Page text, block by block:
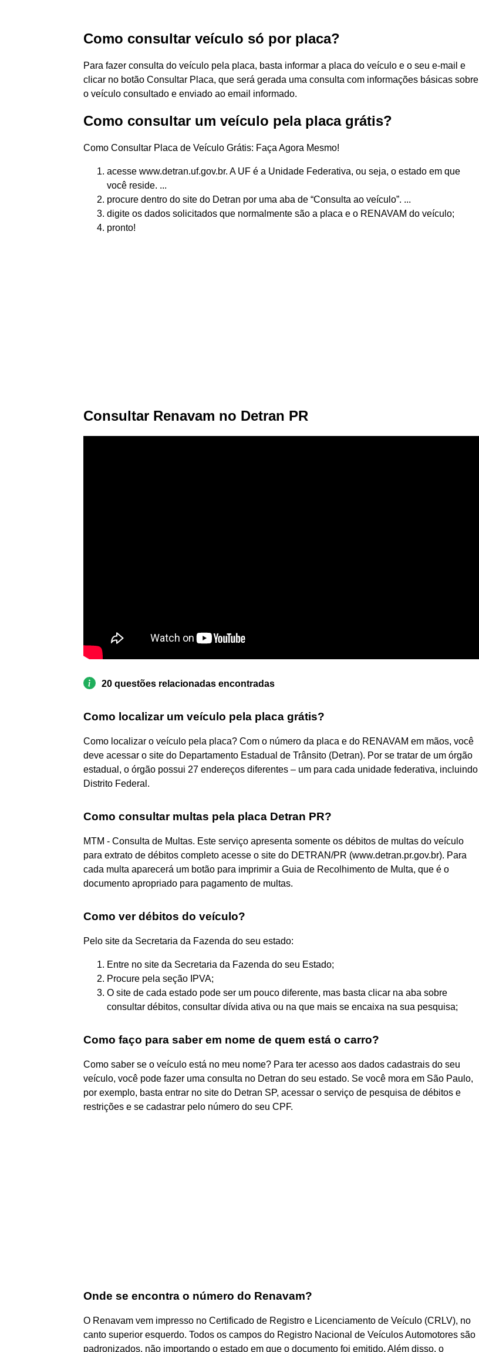
Como consultar veículo só por placa?
Para fazer consulta do veículo pela placa, basta informar a placa do veículo e o seu e-mail e
clicar no botão Consultar Placa, que será gerada uma consulta com informações básicas sobre
o veículo consultado e enviado ao email informado.
Como consultar um veículo pela placa grátis?
Como Consultar Placa de Veículo Grátis: Faça Agora Mesmo!
acesse www.detran.uf.gov.br. A UF é a Unidade Federativa, ou seja, o estado em que
você reside. ...
procure dentro do site do Detran por uma aba de “Consulta ao veículo”. ...
digite os dados solicitados que normalmente são a placa e o RENAVAM do veículo;
pronto!
Consultar Renavam no Detran PR
20 questões relacionadas encontradas
Como localizar um veículo pela placa grátis?
Como localizar o veículo pela placa? Com o número da placa e do RENAVAM em mãos, você
deve acessar o site do Departamento Estadual de Trânsito (Detran). Por se tratar de um órgão
estadual, o órgão possui 27 endereços diferentes – um para cada unidade federativa, incluindo
Distrito Federal.
Como consultar multas pela placa Detran PR?
MTM - Consulta de Multas. Este serviço apresenta somente os débitos de multas do veículo
para extrato de débitos completo acesse o site do DETRAN/PR (www.detran.pr.gov.br). Para
cada multa aparecerá um botão para imprimir a Guia de Recolhimento de Multa, que é o
documento apropriado para pagamento de multas.
Como ver débitos do veículo?
Pelo site da Secretaria da Fazenda do seu estado:
Entre no site da Secretaria da Fazenda do seu Estado;
Procure pela seção IPVA;
O site de cada estado pode ser um pouco diferente, mas basta clicar na aba sobre
consultar débitos, consultar dívida ativa ou na que mais se encaixa na sua pesquisa;
Como faço para saber em nome de quem está o carro?
Como saber se o veículo está no meu nome? Para ter acesso aos dados cadastrais do seu
veículo, você pode fazer uma consulta no Detran do seu estado. Se você mora em São Paulo,
por exemplo, basta entrar no site do Detran SP, acessar o serviço de pesquisa de débitos e
restrições e se cadastrar pelo número do seu CPF.
Onde se encontra o número do Renavam?
O Renavam vem impresso no Certificado de Registro e Licenciamento de Veículo (CRLV), no
canto superior esquerdo. Todos os campos do Registro Nacional de Veículos Automotores são
padronizados, não importando o estado em que o documento foi emitido. Além disso, o